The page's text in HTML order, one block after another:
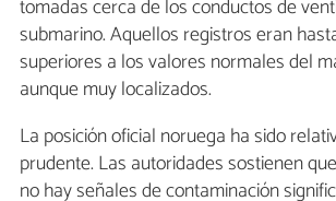
tomadas cerca de los conductos de
submarino. Aquellos registros eran
superiores a los valores normales del
aunque muy localizados.
La posición oficial noruega ha sido
prudente. Las autoridades sostienen
no hay señales de contaminación